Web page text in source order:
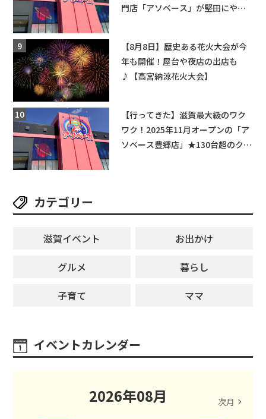
門店「アソベース」が堅田にやっ
【8月8日】歴史ある花火大会が今
年も開催！屋台や夜店の出店も
♪【高宮納涼花火大会】
【行ってきた】滋賀最大級のワク
ワク！2025年11月オープンの「ア
ソベース豊郷店」★130台超のクレ
カテゴリー
滋賀イベント
お出かけ
グルメ
暮らし
子育て
ママ
イベントカレンダー
2026年08月 次月